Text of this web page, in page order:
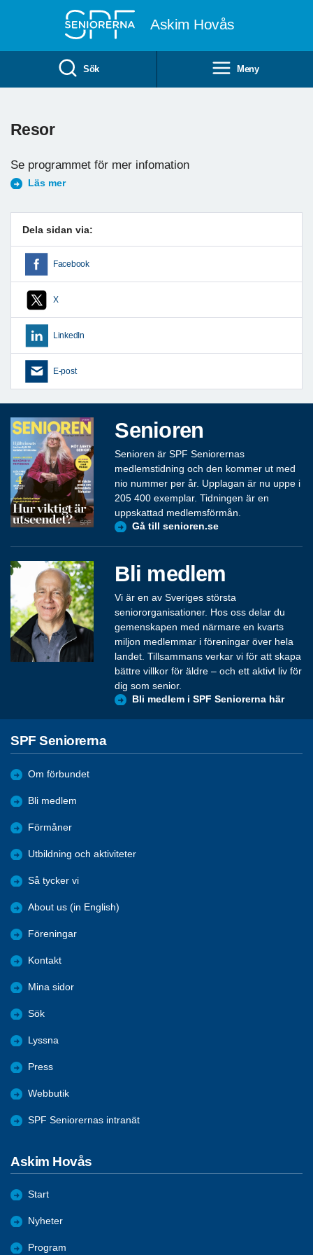
Askim Hovås
Sök Meny
Resor
Se programmet för mer infomation
Läs mer
Dela sidan via:
Facebook
X
LinkedIn
E-post
Senioren
Senioren är SPF Seniorernas
medlemstidning och den kommer ut med
nio nummer per år. Upplagan är nu uppe i
205 400 exemplar. Tidningen är en
uppskattad medlemsförmån.
Gå till senioren.se
Bli medlem
Vi är en av Sveriges största
seniororganisationer. Hos oss delar du
gemenskapen med närmare en kvarts
miljon medlemmar i föreningar över hela
landet. Tillsammans verkar vi för att skapa
bättre villkor för äldre – och ett aktivt liv för
dig som senior.
Bli medlem i SPF Seniorerna här
SPF Seniorerna
Om förbundet
Bli medlem
Förmåner
Utbildning och aktiviteter
Så tycker vi
About us (in English)
Föreningar
Kontakt
Mina sidor
Sök
Lyssna
Press
Webbutik
SPF Seniorernas intranät
Askim Hovås
Start
Nyheter
Program